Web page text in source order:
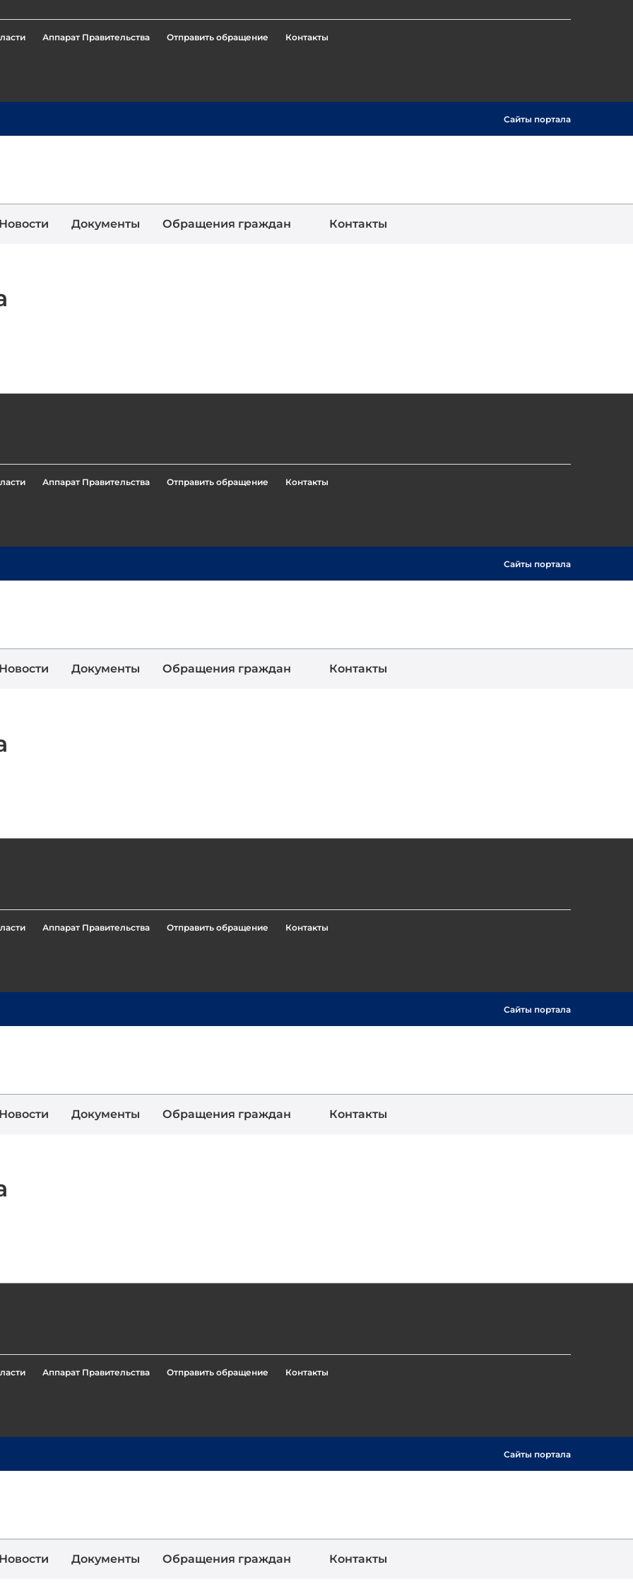
Аппарат Правительства Отправить обращение Контакты
Сайты портала
Документы Обращения граждан Контакты
Аппарат Правительства Отправить обращение Контакты
Сайты портала
Документы Обращения граждан Контакты
Аппарат Правительства Отправить обращение Контакты
Сайты портала
Документы Обращения граждан Контакты
Аппарат Правительства Отправить обращение Контакты
Сайты портала
Документы Обращения граждан Контакты